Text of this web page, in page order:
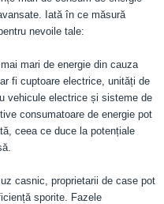
Iată în ce măsură
nevoile tale:
mari de energie din cauza
fi cuptoare electrice, unități de
vehicule electrice și sisteme de
consumatoare de energie pot
ceea ce duce la potențiale
casnic, proprietarii de case pot
sporite. Fazele